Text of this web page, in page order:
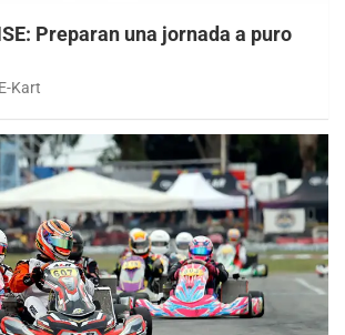
Preparan una jornada a puro
E-Kart